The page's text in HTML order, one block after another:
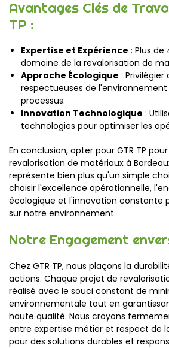
Avantages Clés de
TP :
Expertise et Expérience : Plus de
domaine de la revalorisation de
Approche Écologique :
respectueuses de
processus.
Innovation Technologique :
technologies pour optimiser les
En conclusion, opter pour GTR TP
revalorisation de matériaux à
représente bien plus qu'un simple
choisir l'excellence opérationnelle,
écologique et l'innovation constante
sur notre environnement.
Notre Engagement
Chez GTR TP, nous plaçons la
actions. Chaque projet de
réalisé avec le souci constant de
environnementale tout en
haute qualité. Nous croyons
entre expertise métier et respect de
pour des solutions durables et